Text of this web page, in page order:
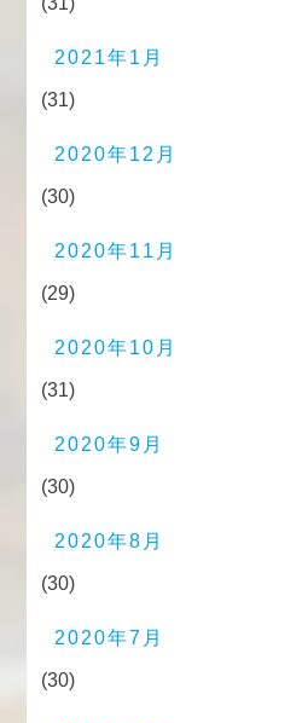
2021年1月
(31)
2020年12月
(30)
2020年11月
(29)
2020年10月
(31)
2020年9月
(30)
2020年8月
(30)
2020年7月
(30)